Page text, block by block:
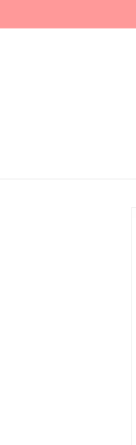
進む